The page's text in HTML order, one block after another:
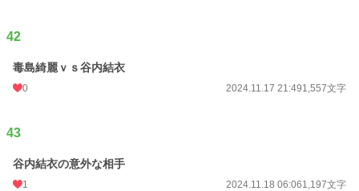
42
毒島綺麗ｖｓ谷内結衣
0 2024.11.17 21:491,557文字
43
谷内結衣の意外な相手
1 2024.11.18 06:061,197文字